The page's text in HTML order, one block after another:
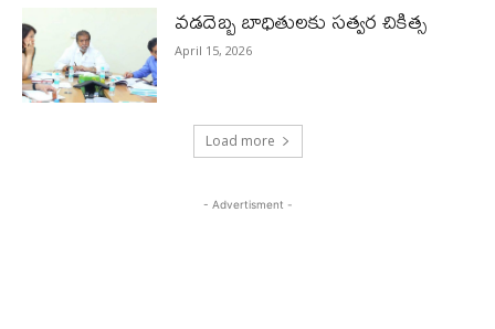
వడదెబ్బ బాధితులకు సత్వర చికిత్స
April 15, 2026
Load more
- Advertisment -